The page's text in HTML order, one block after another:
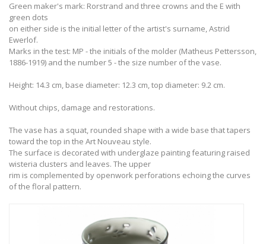
Green maker's mark: Rorstrand and three crowns and the E with
green dots
on either side is the initial letter of the artist's surname, Astrid
Ewerlof.
Marks in the test: MP - the initials of the molder (Matheus Pettersson,
1886-1919) and the number 5 - the size number of the vase.
Height: 14.3 cm, base diameter: 12.3 cm, top diameter: 9.2 cm.
Without chips, damage and restorations.
The vase has a squat, rounded shape with a wide base that tapers
toward the top in the Art Nouveau style.
The surface is decorated with underglaze painting featuring raised
wisteria clusters and leaves. The upper
​rim is complemented by openwork perforations echoing the curves
of the floral pattern.